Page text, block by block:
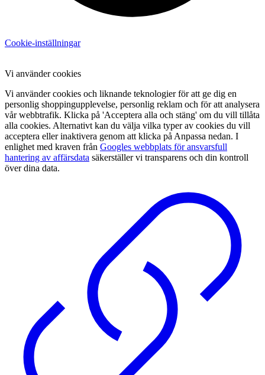
Cookie-inställningar
Vi använder cookies
Vi använder cookies och liknande teknologier för att ge dig en
personlig shoppingupplevelse, personlig reklam och för att analysera
vår webbtrafik. Klicka på 'Acceptera alla och stäng' om du vill tillåta
alla cookies. Alternativt kan du välja vilka typer av cookies du vill
acceptera eller inaktivera genom att klicka på Anpassa nedan. I
enlighet med kraven från Googles webbplats för ansvarsfull
hantering av affärsdata säkerställer vi transparens och din kontroll
över dina data.